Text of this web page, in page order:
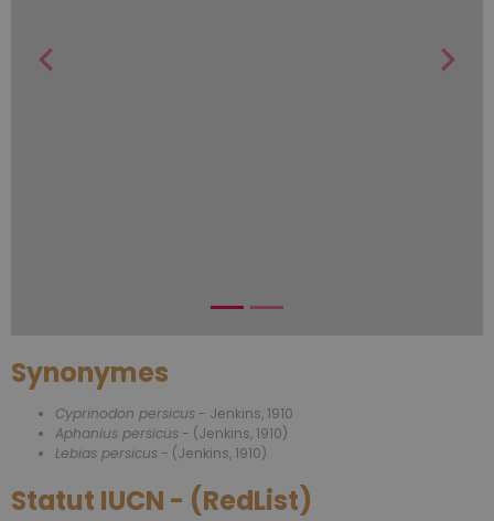
Synonymes
Cyprinodon persicus - Jenkins, 1910
Aphanius persicus - (Jenkins, 1910)
Lebias persicus - (Jenkins, 1910)
Statut IUCN - (RedList)